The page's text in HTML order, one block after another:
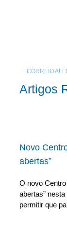
CORREIO
Artigos
Novo
abertas”
O novo
abertas”
permitir que